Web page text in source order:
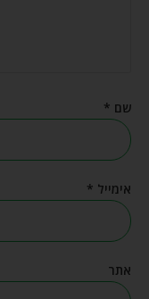
שם *
אימייל *
אתר